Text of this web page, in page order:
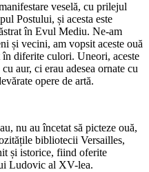
veselă, cu prilejul
Postului, și acesta este
în Evul Mediu. Ne-am
și vecini, am vopsit aceste ouă
diferite culori. Uneori, aceste
aur, ci erau adesea ornate cu
opere de artă.
nu au încetat să picteze ouă,
bibliotecii Versailles,
și istorice, fiind oferite
Ludovic al XV-lea.